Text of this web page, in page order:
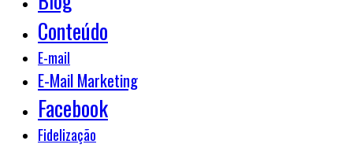
Conteúdo
E-mail
E-Mail Marketing
Facebook
Fidelização